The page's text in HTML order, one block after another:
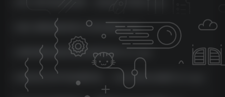
3 第三讲降低成本的3大常见误区 ,mp4
4 第四讲降低成本的企业哲学有什么?.mp4
5 第五讲公司不同发展阶段，人会计的核心各是什么?.mp4